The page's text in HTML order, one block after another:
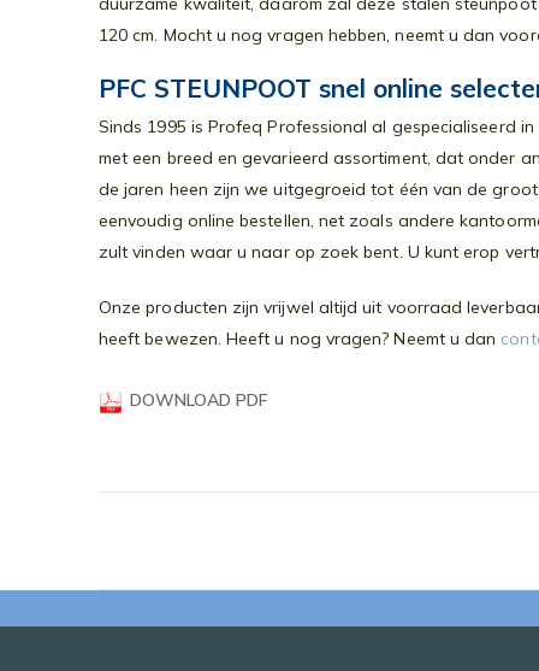
gallerij
120 cm. Mocht u nog vragen hebben, neemt u dan
PFC STEUNPOOT snel online
Sinds 1995 is Profeq Professional al gespecialiseerd
met een breed en gevarieerd assortiment, dat onder
de jaren heen zijn we uitgegroeid tot één van de
eenvoudig online bestellen, net zoals andere
zult vinden waar u naar op zoek bent. U kunt erop
Onze producten zijn vrijwel altijd uit voorraad
heeft bewezen. Heeft u nog vragen? Neemt u dan
DOWNLOAD PDF